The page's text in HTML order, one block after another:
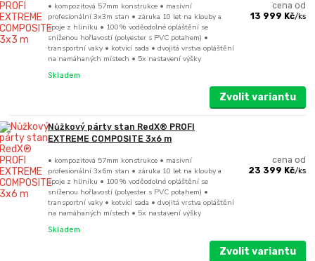
• kompozitová 57mm konstrukce • masivní
profesionální 3x3m stan • záruka 10 let na klouby a
spoje z hliníku • 100% voděodolné opláštění se
sníženou hořlavostí (polyester s PVC potahem) •
transportní vaky • kotvící sada • dvojitá vrstva opláštění
na namáhaných místech • 5x nastavení výšky
cena od
13 999 Kč/ks
Skladem
Zvolit variantu
Nůžkový párty stan RedX® PROFI
EXTREME COMPOSITE 3x6 m
• kompozitová 57mm konstrukce • masivní
profesionální 3x6m stan • záruka 10 let na klouby a
spoje z hliníku • 100% voděodolné opláštění se
sníženou hořlavostí (polyester s PVC potahem) •
transportní vaky • kotvící sada • dvojitá vrstva opláštění
na namáhaných místech • 5x nastavení výšky
cena od
23 399 Kč/ks
Skladem
Zvolit variantu